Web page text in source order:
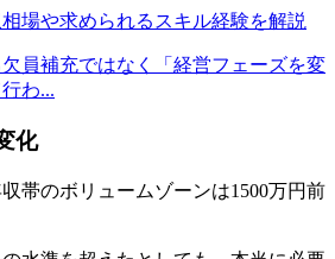
場や求められるスキル経験を解説
員補充ではなく「経営フェーズを変
わ...
化
帯のボリュームゾーンは1500万円前